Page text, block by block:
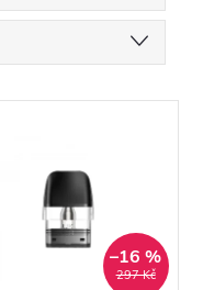
297 Kč
–16 %